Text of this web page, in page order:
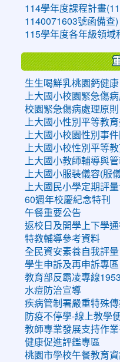
114學年度課程計畫
1140071603號函備查)
115學年度各年級領域
生生喝鮮乳桃園鈣健康
上大國小校園緊急傷
校園緊急傷病處理原則
上大國小性別平等教
上大國小校園性別事
上大國小校性別平等
上大國小教師輔導與
上大國小服裝儀容(服
上大國民小學定期評
60週年校慶紀念特刊
午餐重要公告
返校日及開學上下學
特教輔導參考資料
全民資安素養自我評量
學生申訴及再申訴專區
教育部反霸凌專線1953
水痘防治宣導
疾病管制署嚴重特殊
防疫不停學-線上教學
教師專業發展支持作
健康促進評鑑專區
桃園市學校午餐教育資